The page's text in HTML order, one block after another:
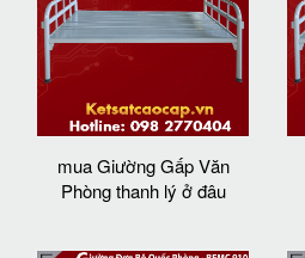
mua Giường Gấp Văn
Phòng thanh lý ở đâu